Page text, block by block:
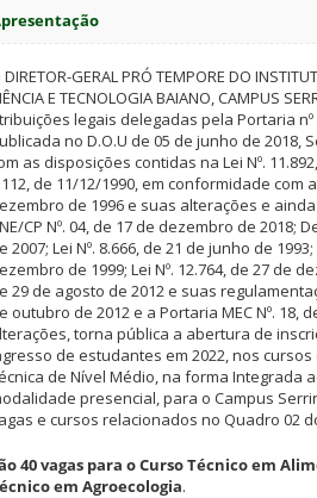
DIRETOR-GERAL PRÓ TEMPORE DO
E TECNOLOGIA BAIANO, CAMPUS
legais delegadas pela Portaria nº
no D.O.U de 05 de junho de 2018,
as disposições contidas na Lei Nº.
de 11/12/1990, em conformidade com a
de 1996 e suas alterações e
CP Nº. 04, de 17 de dezembro de 2018;
2007; Lei Nº. 8.666, de 21 de junho de
de 1999; Lei Nº. 12.764, de 27 de
29 de agosto de 2012 e suas
outubro de 2012 e a Portaria MEC Nº. 18,
torna pública a abertura de
de estudantes em 2022, nos
de Nível Médio, na forma Integrada
presencial, para o Campus
e cursos relacionados no Quadro 02
40 vagas para o Curso Técnico em
em Agroecologia.